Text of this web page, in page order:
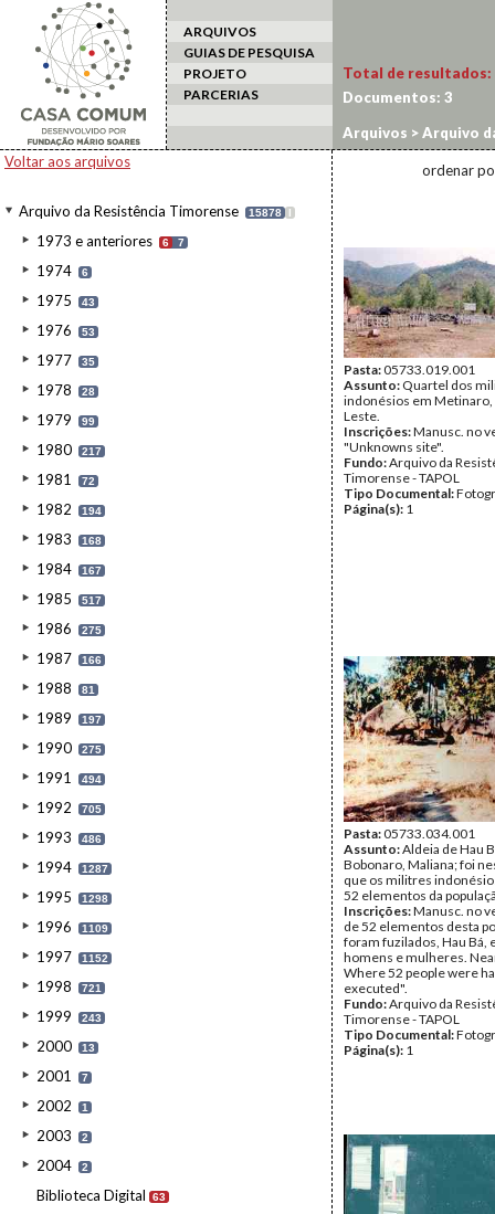
ARQUIVOS
GUIAS DE PESQUISA
PROJETO
PARCERIAS
Voltar aos arquivos
Arquivo da Resistência Timorense 15878 I
1973 e anteriores 6 7
1974 6
1975 43
1976 53
1977 35
1978 28
1979 99
1980 217
1981 72
1982 194
1983 168
1984 167
1985 517
1986 275
1987 166
1988 81
1989 197
1990 275
1991 494
1992 705
1993 486
1994 1287
1995 1298
1996 1109
1997 1152
1998 721
1999 243
2000 13
2001 7
2002 1
2003 2
2004 2
Biblioteca Digital 63
Total de resultados:
Documentos: 3
Arquivos >Arquivo
ordenar
Pasta:05733.019.001
Assunto: Quartel dos
indonésios em
Leste.
Inscrições:Manusc. no
"Unknowns site".
Fundo:Arquivo da
Timorense - TAPOL
Tipo Documental:
Página(s): 1
Pasta:05733.034.001
Assunto:Aldeia de Hau
Bobonaro, Maliana; foi
que os militres
52 elementos da
Inscrições:Manusc. no
de 52 elementos desta
foram fuzilados, Hau Bá,
homens e mulheres.
Where 52 people were
executed".
Fundo:Arquivo da
Timorense - TAPOL
Tipo Documental:
Página(s): 1